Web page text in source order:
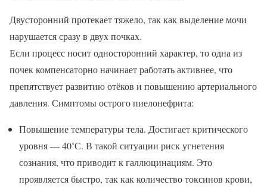
Двусторонний протекает тяжело, так как выделение мочи
нарушается сразу в двух почках.
Если процесс носит односторонний характер, то одна из
почек компенсаторно начинает работать активнее, что
препятствует развитию отёков и повышению артериального
давления. Симптомы острого пиелонефрита:
Повышение температуры тела. Достигает критического
уровня — 40˚С. В такой ситуации риск угнетения
сознания, что приводит к галлюцинациям. Это
проявляется быстро, так как количество токсинов крови,